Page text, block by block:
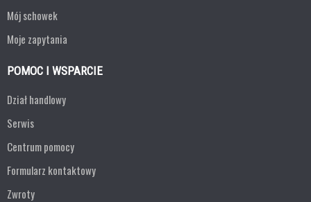
Mój schowek
Moje zapytania
POMOC I WSPARCIE
Dział handlowy
Serwis
Centrum pomocy
Formularz kontaktowy
Zwroty